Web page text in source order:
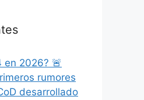
en 2026? 🚨
rumores
desarrollado